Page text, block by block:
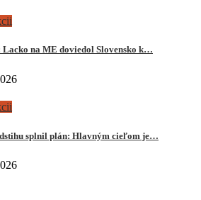
Lacko na ME doviedol Slovensko k…
splnil plán: Hlavným cieľom je…